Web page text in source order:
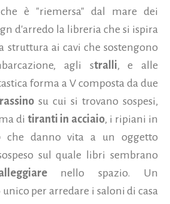
è "riemersa" dal mare dei
d'arredo la libreria che si ispira
struttura ai cavi che sostengono
agli stralli, e alle
forma a V composta da due
su cui si trovano sospesi,
di tiranti in acciaio, i ripiani in
che danno vita a un oggetto
sul quale libri sembrano
nello spazio. Un
per arredare i saloni di casa